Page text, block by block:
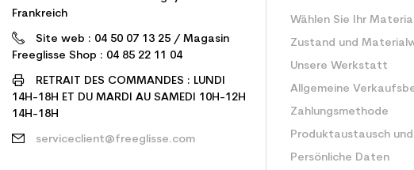
Frankreich
Site web : 04 50 07 13 25 / Magasin
Freeglisse Shop : 04 85 22 11 04
RETRAIT DES COMMANDES : LUNDI
14H-18H ET DU MARDI AU SAMEDI 10H-12H
14H-18H
serviceclient@freeglisse.com
Wählen Sie Ihr
Zustand und
Unsere Werkstatt
Allgemeine
Zahlungsmethode
Produktaustausch
Persönliche Daten